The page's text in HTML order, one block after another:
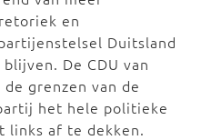
en
Duitsland
De CDU van
grenzen van de
het hele politieke
links af te dekken.